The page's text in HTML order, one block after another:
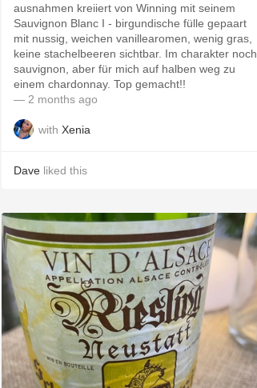
ausnahmen kreiiert von Winning mit seinem
Sauvignon Blanc I - birgundische fülle gepaart
mit nussig, weichen vanillearomen, wenig gras,
keine stachelbeeren sichtbar. Im charakter noch
sauvignon, aber für mich auf halben weg zu
einem chardonnay. Top gemacht!!
— 2 months ago
with Xenia
Dave liked this